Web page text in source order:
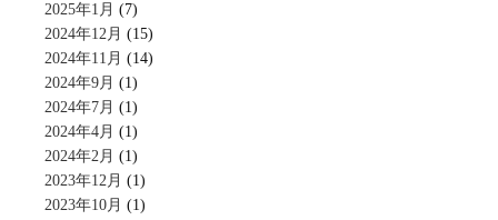
2025年1月 (7)
2024年12月 (15)
2024年11月 (14)
2024年9月 (1)
2024年7月 (1)
2024年4月 (1)
2024年2月 (1)
2023年12月 (1)
2023年10月 (1)